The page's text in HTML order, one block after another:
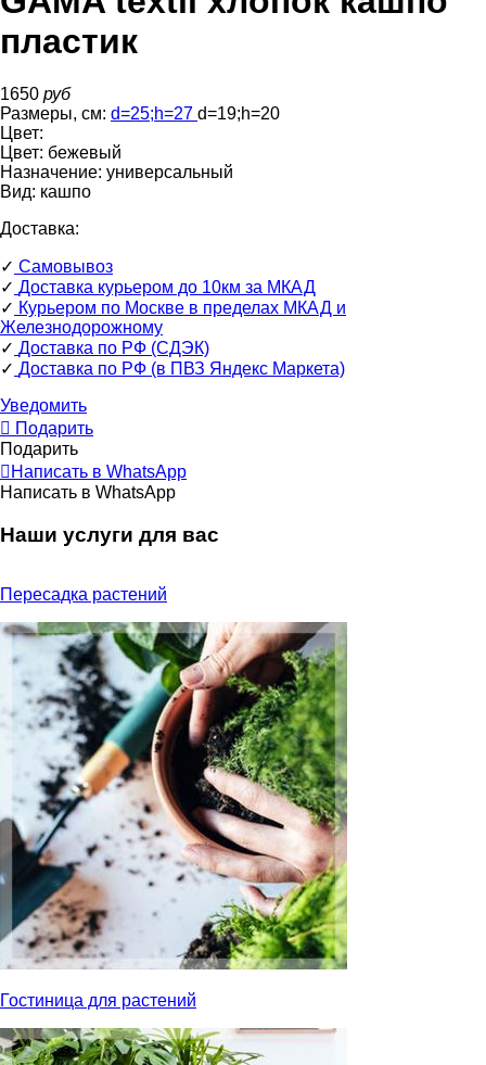
пластик
1650 руб
Размеры, см: d=25;h=27 d=19;h=20
Цвет:
Цвет: бежевый
Назначение: универсальный
Вид: кашпо
Доставка:
✓ Самовывоз
✓ Доставка курьером до 10км за МКАД
✓ Курьером по Москве в пределах МКАД и
Железнодорожному
✓ Доставка по РФ (СДЭК)
✓ Доставка по РФ (в ПВЗ Яндекс Маркета)
Уведомить
Подарить
Подарить
Написать в WhatsApp
Написать в WhatsApp
Наши услуги для вас
Пересадка растений
Гостиница для растений